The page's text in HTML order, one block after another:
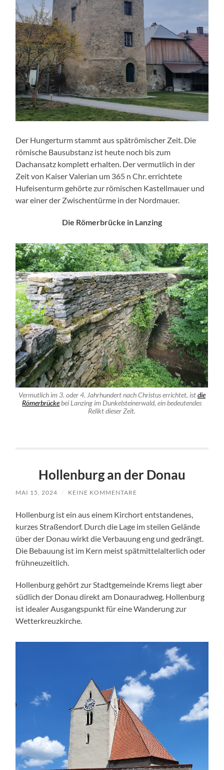
Der Hungerturm stammt aus spätrömischer Zeit. Die
römische Bausubstanz ist heute noch bis zum
Dachansatz komplett erhalten. Der vermutlich in der
Zeit von Kaiser Valerian um 365 n Chr. errichtete
Hufeisenturm gehörte zur römischen Kastellmauer und
war einer der Zwischentürme in der Nordmauer.
Die Römerbrücke in Lanzing
Vermutlich im 3. oder 4. Jahrhundert nach Christus errichtet, istdie
Römerbrückebei Lanzing im Dunkelsteinerwald, ein bedeutendes
Relikt dieser Zeit.
Hollenburg an der Donau
MAI 15, 2024 / KEINE KOMMENTARE
Hollenburg ist ein aus einem Kirchort entstandenes,
kurzes Straßendorf. Durch die Lage im steilen Gelände
über der Donau wirkt die Verbauung eng und gedrängt.
Die Bebauung ist im Kern meist spätmittelalterlich oder
frühneuzeitlich.
Hollenburg gehört zur Stadtgemeinde Krems liegt aber
südlich der Donau direkt am Donauradweg. Hollenburg
ist idealer Ausgangspunkt für eine Wanderung zur
Wetterkreuzkirche.